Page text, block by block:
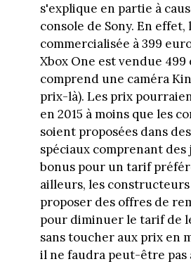
s'explique en partie à
console de Sony. En effet,
commercialisée à 399
Xbox One est vendue 499
comprend une caméra
prix-là). Les prix
en 2015 à moins que les
soient proposées dans
spéciaux comprenant des
bonus pour un tarif
ailleurs, les
proposer des offres de
pour diminuer le tarif de
sans toucher aux prix en
il ne faudra peut-être pas